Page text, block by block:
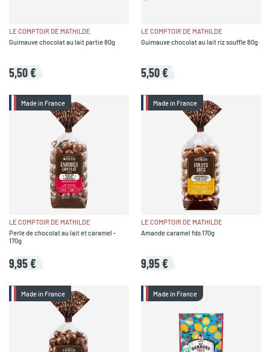
LE COMPTOIR DE MATHILDE
Guimauve chocolat au lait partie 80g
5,50 €
LE COMPTOIR DE MATHILDE
Guimauve chocolat au lait riz souffle 80g
5,50 €
Made in France
LE COMPTOIR DE MATHILDE
Perle de chocolat au lait et caramel -
170g
9,95 €
Made in France
LE COMPTOIR DE MATHILDE
Amande caramel fds 170g
9,95 €
Made in France Made in France